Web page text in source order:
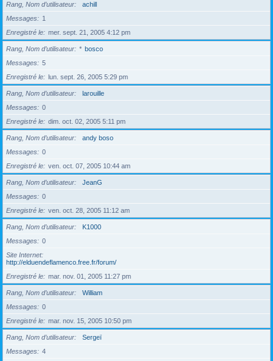
Rang, Nom d’utilisateur
achill
Messages
1
Enregistré le
mer. sept. 21, 2005 4:12 pm
Rang, Nom d’utilisateur * bosco
Messages
5
Enregistré le
lun. sept. 26, 2005 5:29 pm
Rang, Nom d’utilisateur
larouille
Messages
0
Enregistré le
dim. oct. 02, 2005 5:11 pm
Rang, Nom d’utilisateur
andy boso
Messages
0
Enregistré le
ven. oct. 07, 2005 10:44 am
Rang, Nom d’utilisateur
JeanG
Messages
0
Enregistré le
ven. oct. 28, 2005 11:12 am
Rang, Nom d’utilisateur
K1000
Messages
0
Site Internet
http://elduendeflamenco.free.fr/forum/
Enregistré le
mar. nov. 01, 2005 11:27 pm
Rang, Nom d’utilisateur
William
Messages
0
Enregistré le
mar. nov. 15, 2005 10:50 pm
Rang, Nom d’utilisateur
Sergeï
Messages
4